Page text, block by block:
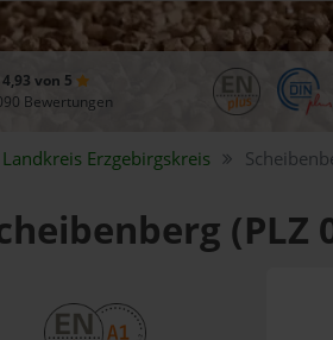
4,93 von 5
Bewertungen
Landkreis Erzgebirgskreis
(PLZ